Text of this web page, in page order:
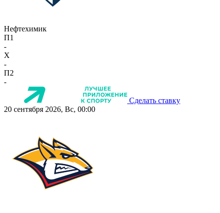
Нефтехимик
П1
-
X
-
П2
-
Сделать ставку
20 сентября 2026, Вс, 00:00